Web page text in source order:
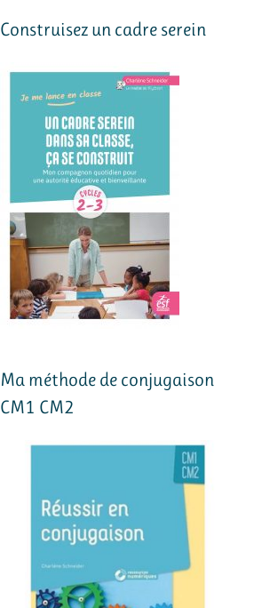
Construisez un cadre serein
Ma méthode de conjugaison
CM1 CM2